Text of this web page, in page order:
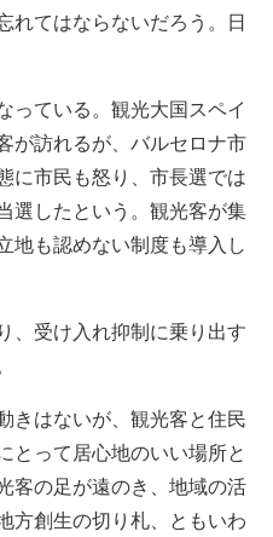
れてはならないだろう。日
ている。観光大国スペイ
が訪れるが、バルセロナ市
に市民も怒り、市長選では
選したという。観光客が集
地も認めない制度も導入し
、受け入れ抑制に乗り出す
きはないが、観光客と住民
とって居心地のいい場所と
客の足が遠のき、地域の活
方創生の切り札、ともいわ